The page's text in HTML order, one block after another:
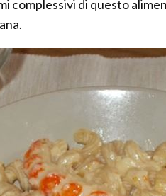
complessivi di questo